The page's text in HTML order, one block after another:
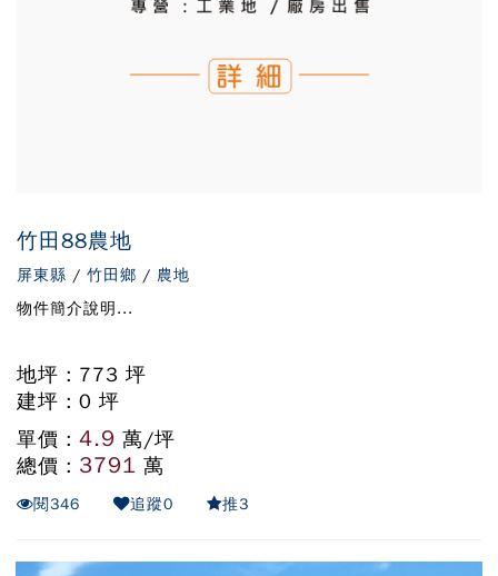
竹田88農地
屏東縣 / 竹田鄉 / 農地
物件簡介說明...
地坪 : 773 坪
建坪 : 0 坪
單價 : 4.9 萬/坪
總價 : 3791 萬
閱346 追蹤0 推3